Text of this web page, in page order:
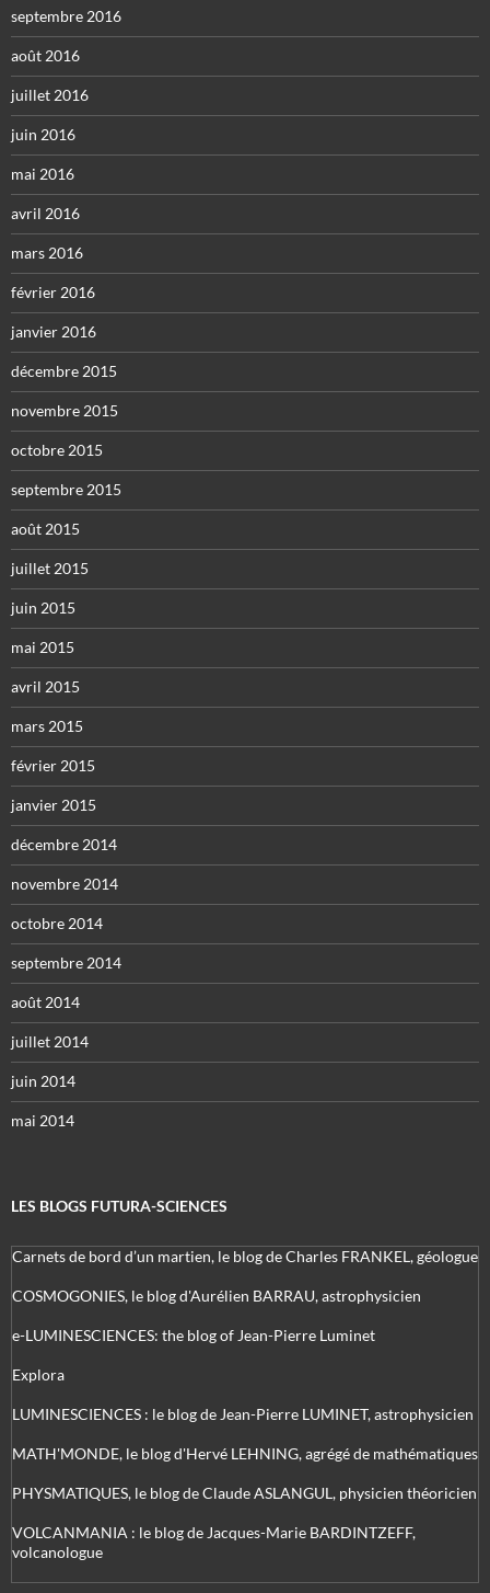
septembre 2016
août 2016
juillet 2016
juin 2016
mai 2016
avril 2016
mars 2016
février 2016
janvier 2016
décembre 2015
novembre 2015
octobre 2015
septembre 2015
août 2015
juillet 2015
juin 2015
mai 2015
avril 2015
mars 2015
février 2015
janvier 2015
décembre 2014
novembre 2014
octobre 2014
septembre 2014
août 2014
juillet 2014
juin 2014
mai 2014
LES BLOGS FUTURA-SCIENCES
Carnets de bord d’un martien, le blog de Charles FRANKEL, géologue
COSMOGONIES, le blog d'Aurélien BARRAU, astrophysicien
e-LUMINESCIENCES: the blog of Jean-Pierre Luminet
Explora
LUMINESCIENCES : le blog de Jean-Pierre LUMINET, astrophysicien
MATH'MONDE, le blog d'Hervé LEHNING, agrégé de mathématiques
PHYSMATIQUES, le blog de Claude ASLANGUL, physicien théoricien
VOLCANMANIA : le blog de Jacques-Marie BARDINTZEFF,
volcanologue